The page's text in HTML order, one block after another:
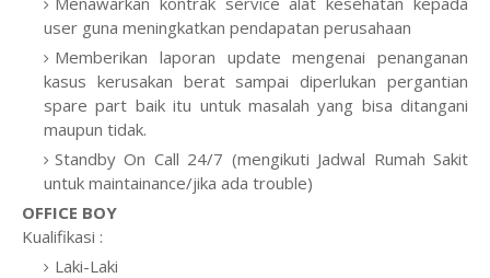
user guna meningkatkan pendapatan perusahaan
Memberikan laporan update mengenai penanganan
kasus kerusakan berat sampai diperlukan pergantian
spare part baik itu untuk masalah yang bisa ditangani
maupun tidak.
Standby On Call 24/7 (mengikuti Jadwal Rumah Sakit
untuk maintainance/jika ada trouble)
OFFICE BOY
Kualifikasi :
Laki-Laki